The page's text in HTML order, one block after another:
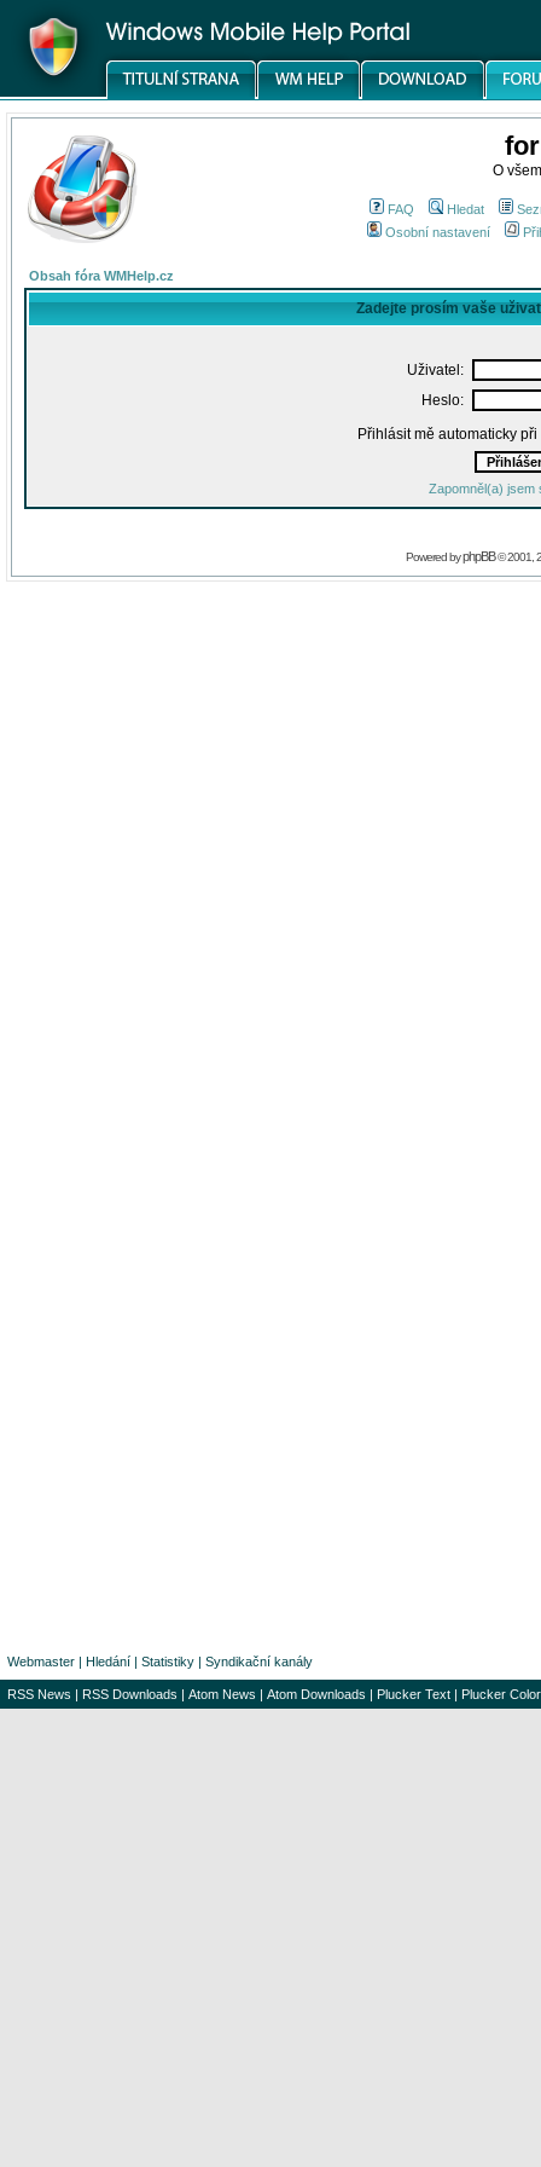
O
FAQ Hledat
Osobní nastavení
Obsah fóra WMHelp.cz
Zadejte prosím vaše
Uživatel:
Heslo:
Přihlásit mě automaticky
Zapomněl(a) jsem
Powered byphpBB© 2001,
Webmaster | Hledání | Statistiky | Syndikační kanály
RSS News | RSS Downloads | Atom News | Atom Downloads | Plucker Text | Plucker Color